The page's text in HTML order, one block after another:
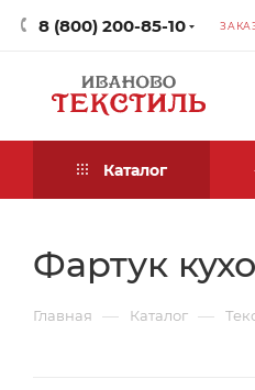
8 (800) 200-85-10
Каталог
Фартук
Главная — Каталог —